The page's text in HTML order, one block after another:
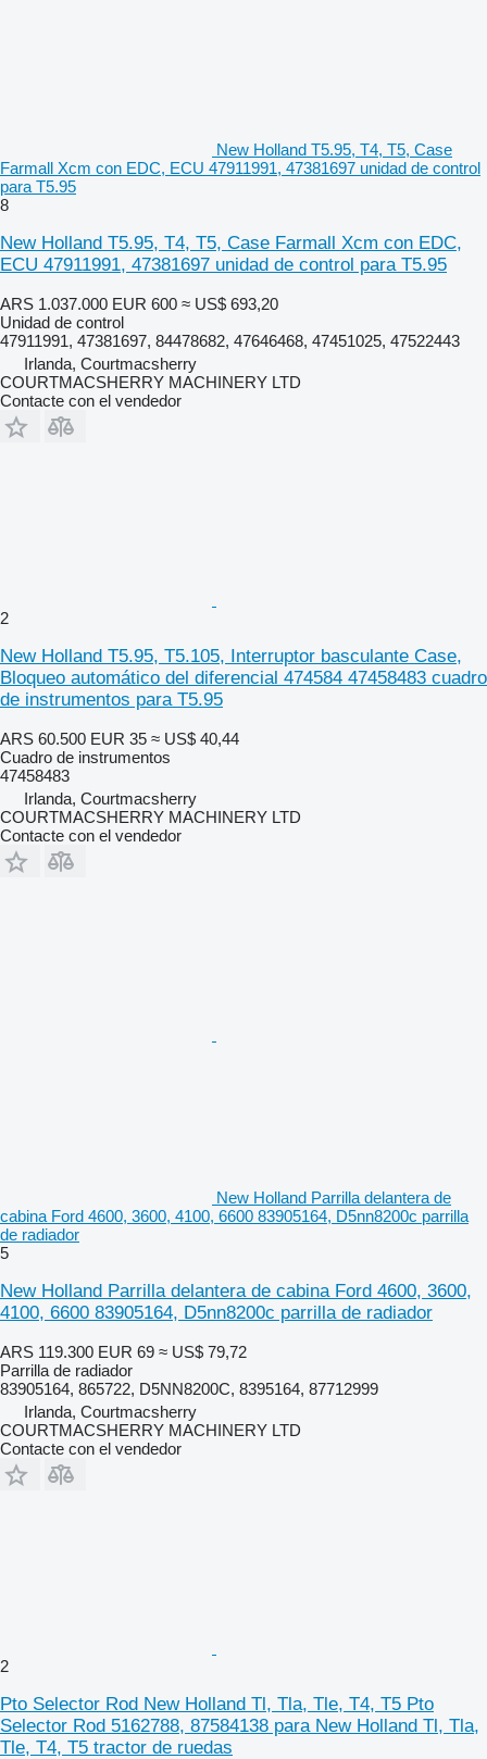
New Holland T5.95, T4, T5, Case
Farmall Xcm con EDC, ECU 47911991, 47381697 unidad de control
para T5.95
8
New Holland T5.95, T4, T5, Case Farmall Xcm con EDC,
ECU 47911991, 47381697 unidad de control para T5.95
ARS 1.037.000 EUR 600 ≈ US$ 693,20
Unidad de control
47911991, 47381697, 84478682, 47646468, 47451025, 47522443
Irlanda, Courtmacsherry
COURTMACSHERRY MACHINERY LTD
Contacte con el vendedor
2
New Holland T5.95, T5.105, Interruptor basculante Case,
Bloqueo automático del diferencial 474584 47458483 cuadro
de instrumentos para T5.95
ARS 60.500 EUR 35 ≈ US$ 40,44
Cuadro de instrumentos
47458483
Irlanda, Courtmacsherry
COURTMACSHERRY MACHINERY LTD
Contacte con el vendedor
New Holland Parrilla delantera de
cabina Ford 4600, 3600, 4100, 6600 83905164, D5nn8200c parrilla
de radiador
5
New Holland Parrilla delantera de cabina Ford 4600, 3600,
4100, 6600 83905164, D5nn8200c parrilla de radiador
ARS 119.300 EUR 69 ≈ US$ 79,72
Parrilla de radiador
83905164, 865722, D5NN8200C, 8395164, 87712999
Irlanda, Courtmacsherry
COURTMACSHERRY MACHINERY LTD
Contacte con el vendedor
2
Pto Selector Rod New Holland Tl, Tla, Tle, T4, T5 Pto
Selector Rod 5162788, 87584138 para New Holland Tl, Tla,
Tle, T4, T5 tractor de ruedas